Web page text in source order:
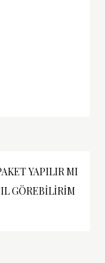
YAPILIR MI
GÖREBILIRIM